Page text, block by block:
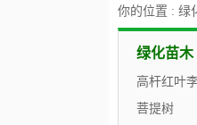
你的位置 : 绿
绿化苗木
高杆红叶
菩提树